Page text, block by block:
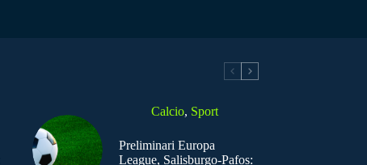
Calcio, Sport
Preliminari Europa
League, Salisburgo-Pafos: